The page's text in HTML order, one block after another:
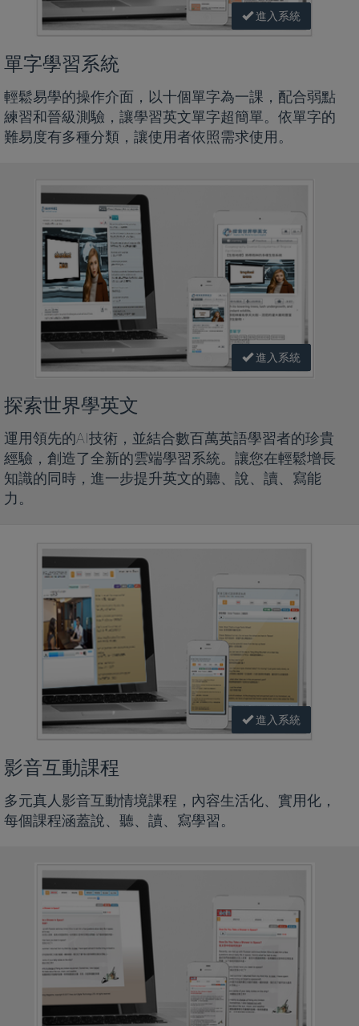
進入系統
單字學習系統
輕鬆易學的操作介面，以十個單字為一課，配合弱點
練習和晉級測驗，讓學習英文單字超簡單。依單字的
難易度有多種分類，讓使用者依照需求使用。
進入系統
探索世界學英文
運用領先的AI技術，並結合數百萬英語學習者的珍貴
經驗，創造了全新的雲端學習系統。讓您在輕鬆增長
知識的同時，進一步提升英文的聽、說、讀、寫能
力。
進入系統
影音互動課程
多元真人影音互動情境課程，內容生活化、實用化，
每個課程涵蓋說、聽、讀、寫學習。